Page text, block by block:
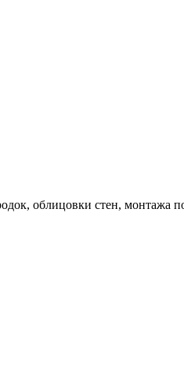
облицовки стен, монтажа